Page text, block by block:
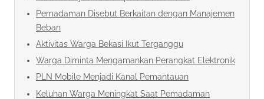
Pemadaman Disebut Berkaitan dengan Manajemen
Beban
Aktivitas Warga Bekasi Ikut Terganggu
Warga Diminta Mengamankan Perangkat Elektronik
PLN Mobile Menjadi Kanal Pemantauan
Keluhan Warga Meningkat Saat Pemadaman